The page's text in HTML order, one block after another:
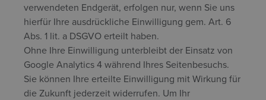
verwendeten Endgerät, erfolgen nur, wenn Sie uns
hierfür Ihre ausdrückliche Einwilligung gem. Art. 6
Abs. 1 lit. a DSGVO erteilt haben.
Ohne Ihre Einwilligung unterbleibt der Einsatz von
Google Analytics 4 während Ihres Seitenbesuchs.
Sie können Ihre erteilte Einwilligung mit Wirkung für
die Zukunft jederzeit widerrufen. Um Ihr